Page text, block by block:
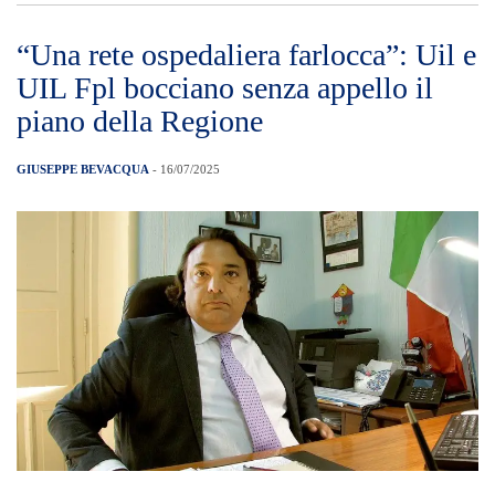
“Una rete ospedaliera farlocca”: Uil e
UIL Fpl bocciano senza appello il
piano della Regione
GIUSEPPE BEVACQUA - 16/07/2025